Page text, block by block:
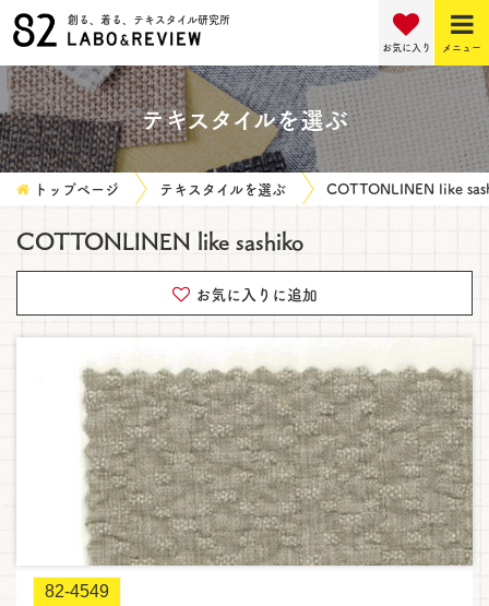
創る、着る、テキスタイル研究所
メニュー
お気に入り
テキスタイルを選ぶ
トップページ テキスタイルを選ぶ COTTONLINEN like
COTTONLINEN like sashiko
お気に入りに追加
82-4549